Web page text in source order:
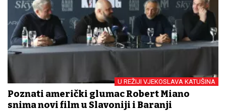
U REŽIJI VJEKOSLAVA KATUŠINA
Poznati američki glumac Robert Miano
snima novi film u Slavoniji i Baranji